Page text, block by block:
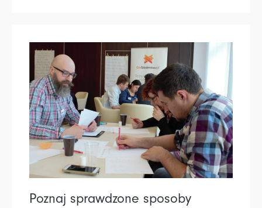
Poznaj sprawdzone sposoby